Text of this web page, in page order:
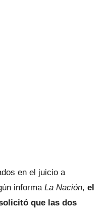
en el juicio a
informaLa Nación, el
que las dos